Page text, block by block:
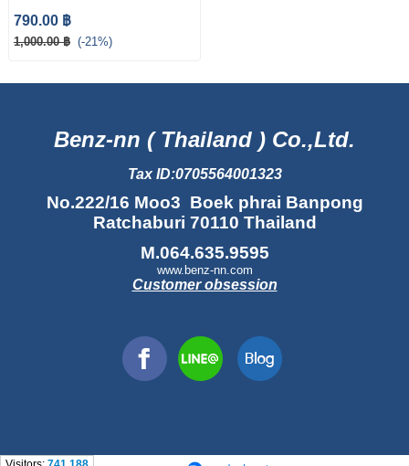
Rear Brake Pad Wear
Sensor Qty. #4 OEM
790.00 ฿
1,000.00 ฿ (-21%)
Benz-nn ( Thailand ) Co.,Ltd.
Tax ID:0705564001323
No.222/16 Moo3 Boek phrai Banpong
Ratchaburi 70110 Thailand
M.064.635.9595
www.benz-nn.com
Customer obsession